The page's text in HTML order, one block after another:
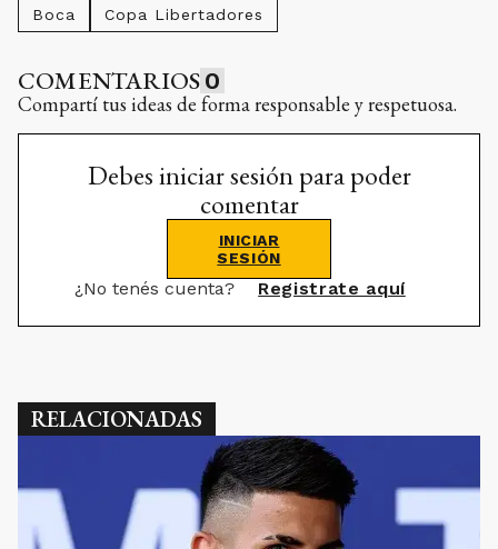
Boca Copa Libertadores
COMENTARIOS 0
Compartí tus ideas de forma responsable y respetuosa.
Debes iniciar sesión para poder
comentar
INICIAR
SESIÓN
¿No tenés cuenta? Registrate aquí
RELACIONADAS